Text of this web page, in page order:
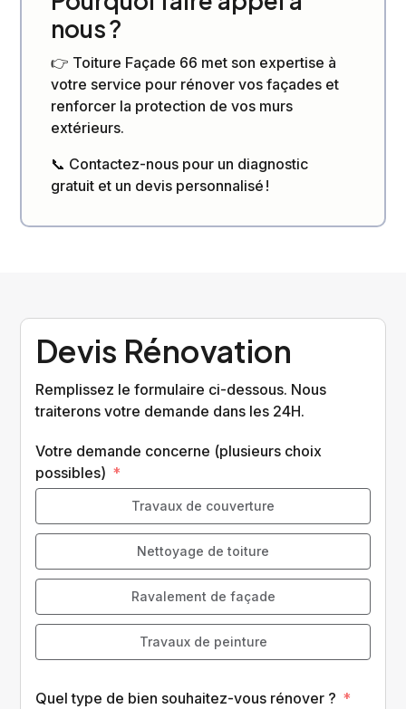
nous ?
👉 Toiture Façade 66 met son expertise à
votre service pour rénover vos façades et
renforcer la protection de vos murs
extérieurs.
📞 Contactez-nous pour un diagnostic
gratuit et un devis personnalisé !
Devis Rénovation
Remplissez le formulaire ci-dessous. Nous
traiterons votre demande dans les 24H.
Votre demande concerne (plusieurs choix
possibles)
Travaux de couverture
Nettoyage de toiture
Ravalement de façade
Travaux de peinture
Quel type de bien souhaitez-vous rénover ?